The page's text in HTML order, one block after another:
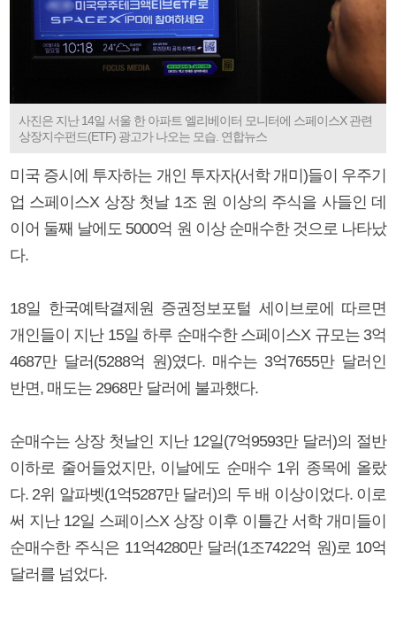
사진은 지난 14일 서울 한 아파트 엘리베이터 모니터에 스페이스X 관련
상장지수펀드(ETF) 광고가 나오는 모습. 연합뉴스
미국 증시에 투자하는 개인 투자자(서학 개미)들이 우주기
업 스페이스X 상장 첫날 1조 원 이상의 주식을 사들인 데
이어 둘째 날에도 5000억 원 이상 순매수한 것으로 나타났
다.
18일 한국예탁결제원 증권정보포털 세이브로에 따르면
개인들이 지난 15일 하루 순매수한 스페이스X 규모는 3억
4687만 달러(5288억 원)였다. 매수는 3억7655만 달러인
반면, 매도는 2968만 달러에 불과했다.
순매수는 상장 첫날인 지난 12일(7억9593만 달러)의 절반
이하로 줄어들었지만, 이날에도 순매수 1위 종목에 올랐
다. 2위 알파벳(1억5287만 달러)의 두 배 이상이었다. 이로
써 지난 12일 스페이스X 상장 이후 이틀간 서학 개미들이
순매수한 주식은 11억4280만 달러(1조7422억 원)로 10억
달러를 넘었다.